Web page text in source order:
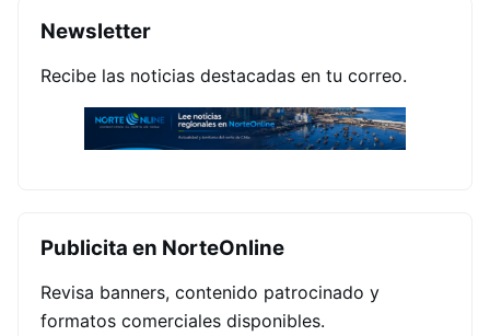
Newsletter
Recibe las noticias destacadas en tu correo.
Publicita en NorteOnline
Revisa banners, contenido patrocinado y
formatos comerciales disponibles.